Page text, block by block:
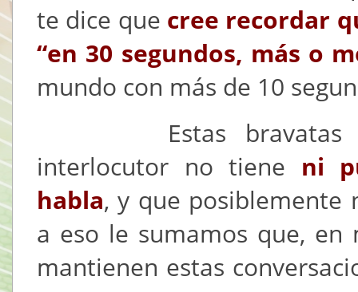
te dice que cree recordar
“en 30 segundos, más o
mundo con más de 10
Estas bravatas
interlocutor no tiene ni
habla, y que posiblemente
a eso le sumamos que, en
mantienen estas